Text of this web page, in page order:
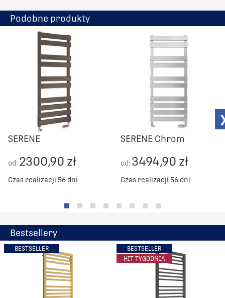
Podobne produkty
SERENE
od: 2300,90 zł
Czas realizacji 56 dni
SERENE Chrom
od: 3494,90 zł
Czas realizacji 56 dni
Bestsellery
BESTSELLER
BESTSELLER
HIT TYGODNIA